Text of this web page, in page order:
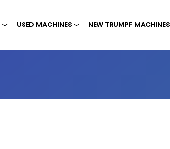
USED MACHINES NEW TRUMPF MACHINES